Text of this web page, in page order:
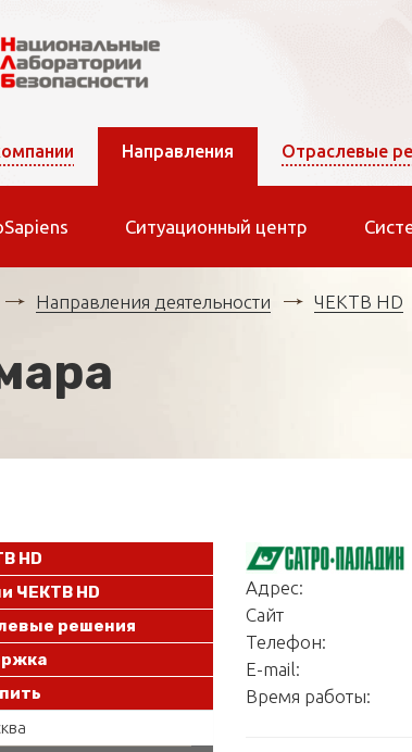
Направления
Ситуационный центр
Отраслевые
Направления деятельности ЧЕКТВ HD
HD
ЧЕКТВ HD
решения
Адрес:
Сайт
Телефон:
E-mail:
Время работы: